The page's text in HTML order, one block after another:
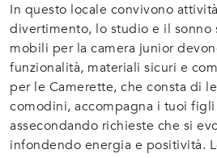
In questo locale convivono
divertimento, lo studio e il sonno
mobili per la camera junior
funzionalità, materiali sicuri e
per le Camerette, che consta di
comodini, accompagna i tuoi
assecondando richieste che si
infondendo energia e positività.